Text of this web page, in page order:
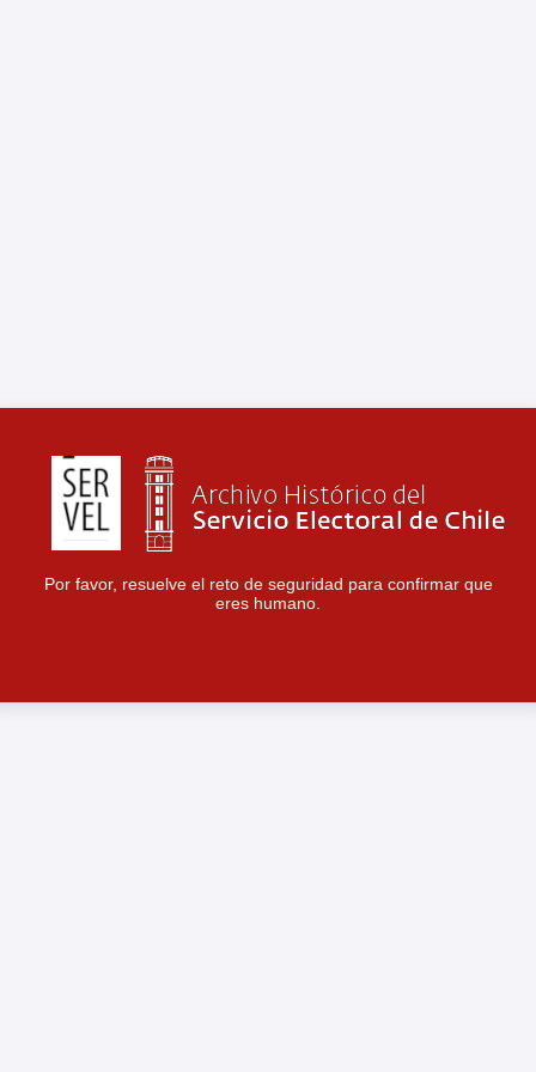
Por favor, resuelve el reto de seguridad para confirmar que
eres humano.